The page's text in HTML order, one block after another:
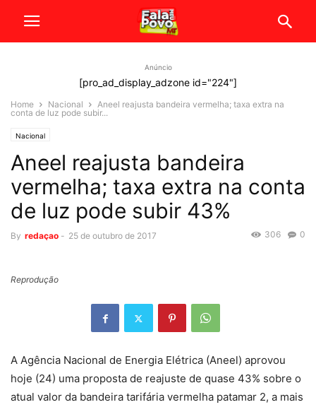
Anúncio
[pro_ad_display_adzone id="224"]
Home Nacional
Aneel reajusta bandeira vermelha; taxa extra na
conta de luz pode subir...
Nacional
Aneel reajusta bandeira
vermelha; taxa extra na conta
de luz pode subir 43%
By redaçao - 25 de outubro de 2017 0
306
Reprodução
A Agência Nacional de Energia Elétrica (Aneel) aprovou
hoje (24) uma proposta de reajuste de quase 43% sobre o
atual valor da bandeira tarifária vermelha patamar 2, a mais